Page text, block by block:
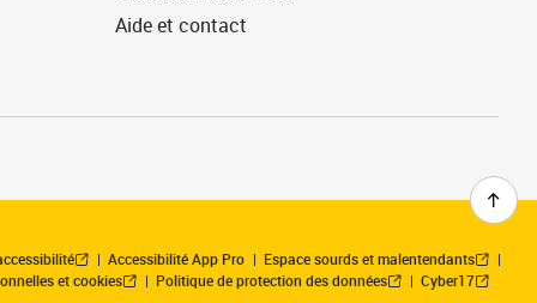
Aide et contact
Accessibilité App Pro
Espace sourds et malentendants
et cookies
Politique de protection des données Cyber17